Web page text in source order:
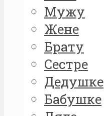
Мужу
Жене
Брату
Сестре
Дедушке
Бабушке